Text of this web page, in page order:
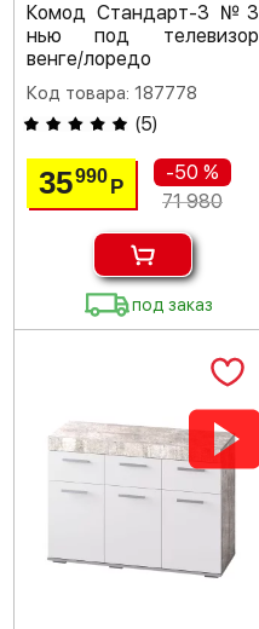
Комод Стандарт-3 №3
нью под телевизор
венге/лоредо
Код товара: 187778
(5)
35990Р
-50 %
71 980
под заказ